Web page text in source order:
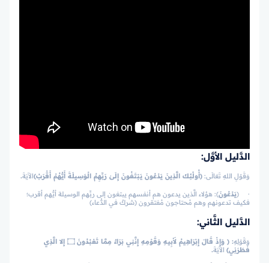
الدَّليل الأوَّل:
وَقَوْلِ اللهِ تَعَالَى: ﴿أُولَٰئِكَ الَّذِينَ يَدْعُونَ يَبْتَغُونَ إِلَىٰ رَبِّهِمُ الْوَسِيلَةَ أَيُّهُمْ أَقْرَبُ﴾الآيَةَ.
· ﴿يَدْعُونَ﴾: هؤلاء الَّذين يدعون هم أنفسهم يبتغون إلى ربِّهم الوسيلة أيُّهم أقرب؛
فكيف تدعونهم وهم مُحتاجون مُفتقرون (شركٌ في الدُّعاء)
الدَّليل الثَّاني:
وَقَوْلِهِ:
﴿ وَإِذْ قَالَ إِبْرَاهِيمُ لأَبِيهِ وَقَوْمِهِ إِنَّنِي بَرَاءٌ مِمَّا تَعْبُدُونَ ۝ إِلا الَّذِي
فَطَرَنِي﴾ الآيَةَ.